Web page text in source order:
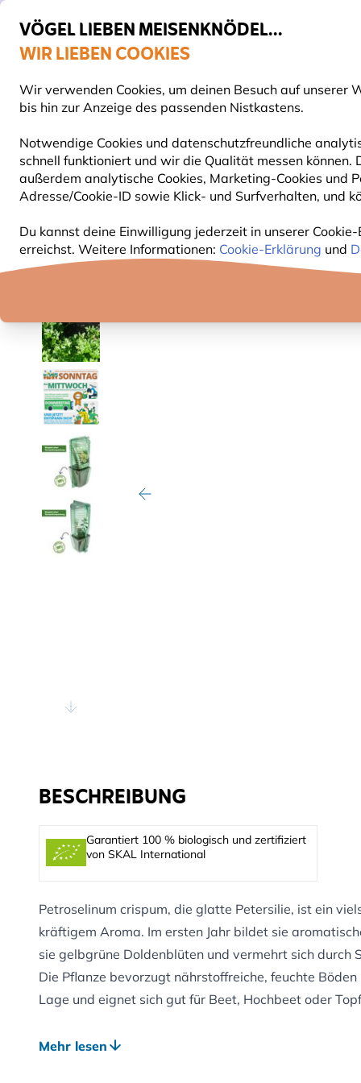
VÖGEL LIEBEN MEISENKNÖDEL...
WIR LIEBEN COOKIES
Wir verwenden Cookies, um deinen Besuch auf unserer
bis hin zur Anzeige des passenden Nistkastens.
Notwendige Cookies und datenschutzfreundliche
schnell funktioniert und wir die Qualität messen
außerdem analytische Cookies, Marketing-Cookies und
Adresse/Cookie-ID sowie Klick- und Surfverhalten, und
Du kannst deine Einwilligung jederzeit in unserer
erreichst. Weitere Informationen: Cookie-Erklärung und
Top-bewertet in 11 Ländern
Gratis Versand ab 49 €
VOGELFUTTER FUTTERHÄUSER NISTKÄSTEN
BESCHREIBUNG
Garantiert 100 % biologisch und zertifiziert
von SKAL International
Petroselinum crispum, die glatte Petersilie, ist ein
kräftigem Aroma. Im ersten Jahr bildet sie
sie gelbgrüne Doldenblüten und vermehrt sich durch
Die Pflanze bevorzugt nährstoffreiche, feuchte
Lage und eignet sich gut für Beet, Hochbeet oder
Vorteile für Gartentiere:
Mehr lesen